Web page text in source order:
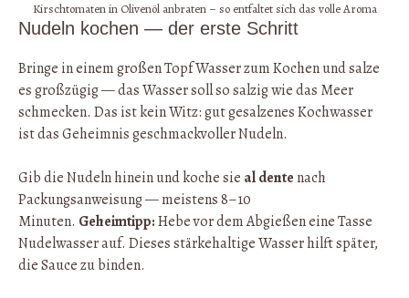
Kirschtomaten in Olivenöl anbraten – so entfaltet sich das volle Aroma
Nudeln kochen — der erste Schritt
Bringe in einem großen Topf Wasser zum Kochen und salze
es großzügig — das Wasser soll so salzig wie das Meer
schmecken. Das ist kein Witz: gut gesalzenes Kochwasser
ist das Geheimnis geschmackvoller Nudeln.
Gib die Nudeln hinein und koche sie al dente nach
Packungsanweisung — meistens 8–10
Minuten. Geheimtipp:Hebe vor dem Abgießen eine Tasse
Nudelwasser auf. Dieses stärkehaltige Wasser hilft später,
die Sauce zu binden.